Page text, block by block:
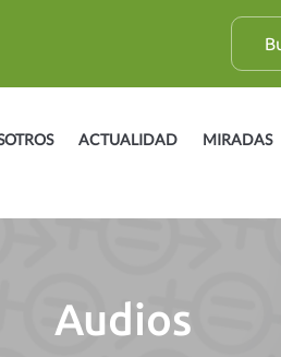
B
u
c
ACTUALIDAD MIRADAS
Audios